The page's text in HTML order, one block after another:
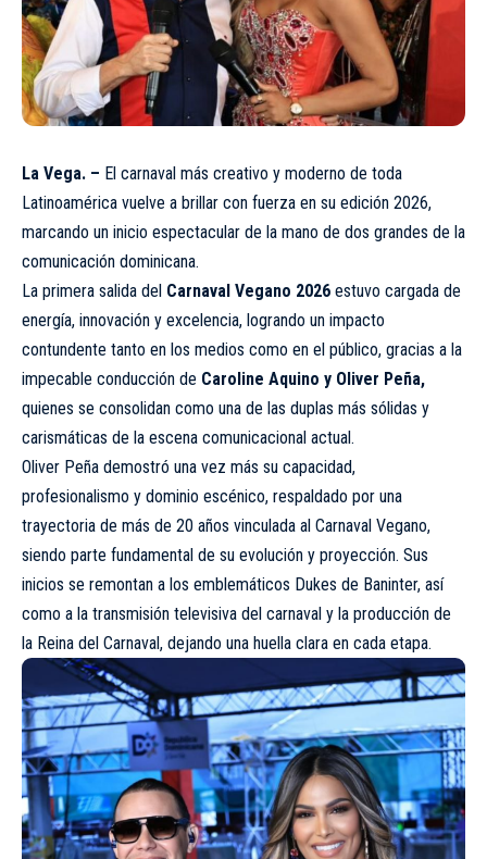
La Vega. – El carnaval más creativo y moderno de toda
Latinoamérica vuelve a brillar con fuerza en su edición 2026,
marcando un inicio espectacular de la mano de dos grandes de la
comunicación dominicana.
La primera salida del Carnaval Vegano 2026 estuvo cargada de
energía, innovación y excelencia, logrando un impacto
contundente tanto en los medios como en el público, gracias a la
impecable conducción de Caroline Aquino y Oliver Peña,
quienes se consolidan como una de las duplas más sólidas y
carismáticas de la escena comunicacional actual.
Oliver Peña demostró una vez más su capacidad,
profesionalismo y dominio escénico, respaldado por una
trayectoria de más de 20 años vinculada al Carnaval Vegano,
siendo parte fundamental de su evolución y proyección. Sus
inicios se remontan a los emblemáticos Dukes de Baninter, así
como a la transmisión televisiva del carnaval y la producción de
la Reina del Carnaval, dejando una huella clara en cada etapa.